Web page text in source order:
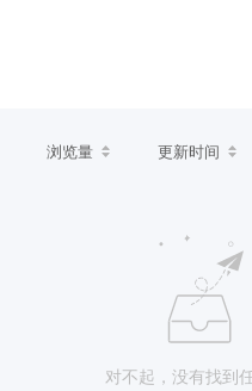
浏览量 更新时间
对不起，没有找到